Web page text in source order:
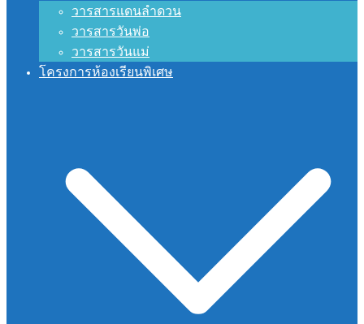
วารสารแดนลำดวน
วารสารวันพ่อ
วารสารวันแม่
โครงการห้องเรียนพิเศษ